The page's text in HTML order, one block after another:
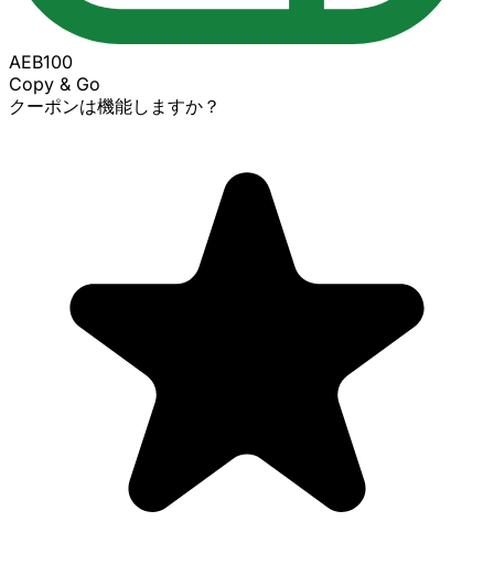
AEB100
Copy & Go
クーポンは機能しますか？